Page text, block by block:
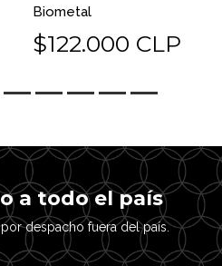
Biometal
$122.000 CLP
a todo el país
despacho fuera del país.